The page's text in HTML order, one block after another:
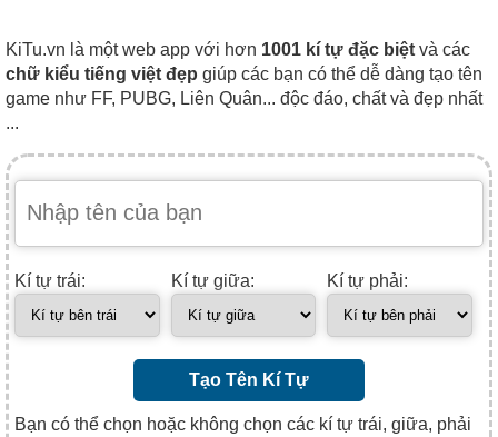
KiTu.vn là một web app với hơn 1001 kí tự đặc biệt và các
chữ kiểu tiếng việt đẹp giúp các bạn có thể dễ dàng tạo tên
game như FF, PUBG, Liên Quân... độc đáo, chất và đẹp nhất
...
Kí tự trái: Kí tự giữa: Kí tự phải:
Tạo Tên Kí Tự
Bạn có thể chọn hoặc không chọn các kí tự trái, giữa, phải